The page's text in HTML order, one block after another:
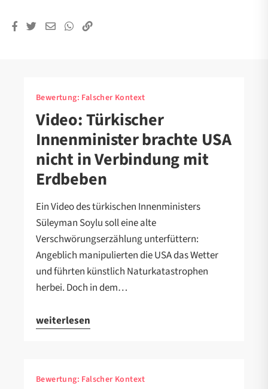
Bewertung: Falscher Kontext
Video: Türkischer
Innenminister brachte USA
nicht in Verbindung mit
Erdbeben
Ein Video des türkischen Innenministers
Süleyman Soylu soll eine alte
Verschwörungserzählung unterfüttern:
Angeblich manipulierten die USA das Wetter
und führten künstlich Naturkatastrophen
herbei. Doch in dem…
weiterlesen
Bewertung: Falscher Kontext